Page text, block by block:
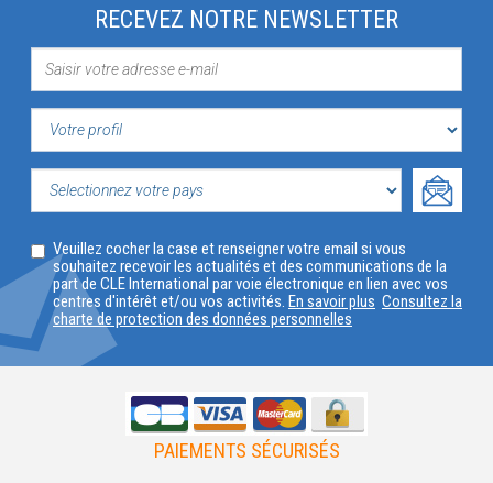
RECEVEZ NOTRE NEWSLETTER
VOTRE
PROFIL
VOTRE
PAYS
Veuillez cocher la case et renseigner votre email si vous
souhaitez recevoir les actualités et des communications de la
part de CLE International par voie électronique en lien avec vos
centres d'intérêt et/ou vos activités. En savoir plus Consultez la
charte de protection des données personnelles
PAIEMENTS SÉCURISÉS